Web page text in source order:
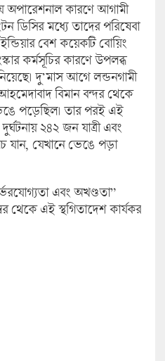
কারণে আগামী
ডিসির মধ্যে তাদের পরিষেবা
বেশ কয়েকটি বোয়িং
কর্মসূচির কারণে উপলব্ধ
দু’মাস আগে লন্ডনগামী
বিমান বন্দর থেকে
পড়েছিল। তার পরই এই
২৪২ জন যাত্রী এবং
যান, যেখানে ভেঙে পড়া
এবং অখণ্ডতা”
থেকে এই স্থগিতাদেশ কার্যকর